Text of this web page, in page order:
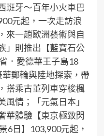
班牙～百年小火車巴
元起，一次走訪浪
來一趟歐洲藝術與自
」則推出【藍寶石公
．愛德華王子島18
郵輪與陸地探索，帶
搭乘古董列車穿梭楓
情；「元氣日本」
華體驗【東京極致閃
6日】103,900元起，